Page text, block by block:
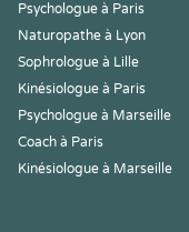
Psychologue à Paris
Naturopathe à Lyon
Sophrologue à Lille
Kinésiologue à Paris
Psychologue à Marseille
Coach à Paris
Kinésiologue à Marseille